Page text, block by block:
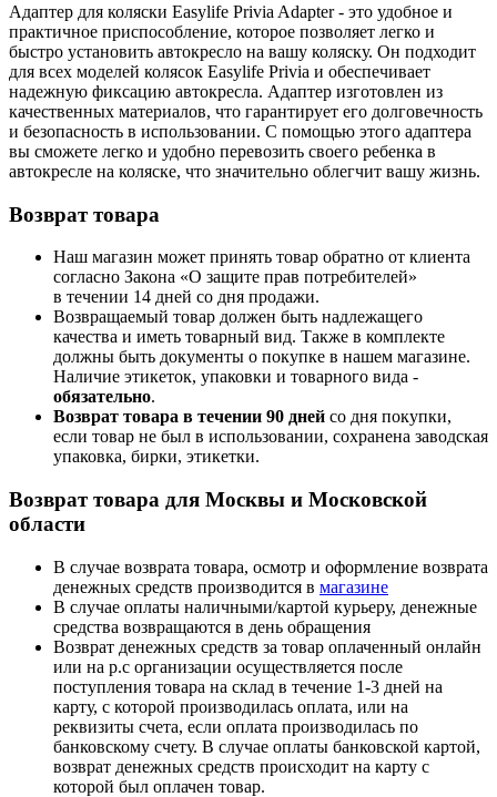
Адаптер для коляски Easylife Privia Adapter - это удобное и
практичное приспособление, которое позволяет легко и
быстро установить автокресло на вашу коляску. Он подходит
для всех моделей колясок Easylife Privia и обеспечивает
надежную фиксацию автокресла. Адаптер изготовлен из
качественных материалов, что гарантирует его долговечность
и безопасность в использовании. С помощью этого адаптера
вы сможете легко и удобно перевозить своего ребенка в
автокресле на коляске, что значительно облегчит вашу жизнь.
Возврат товара
Наш магазин может принять товар обратно от клиента
согласно Закона «О защите прав потребителей»
в течении 14 дней со дня продажи.
Возвращаемый товар должен быть надлежащего
качества и иметь товарный вид. Также в комплекте
должны быть документы о покупке в нашем магазине.
Наличие этикеток, упаковки и товарного вида -
обязательно.
Возврат товара в течении 90 дней со дня покупки,
если товар не был в использовании, сохранена заводская
упаковка, бирки, этикетки.
Возврат товара для Москвы и Московской
области
В случае возврата товара, осмотр и оформление возврата
денежных средств производится в магазине
В случае оплаты наличными/картой курьеру, денежные
средства возвращаются в день обращения
Возврат денежных средств за товар оплаченный онлайн
или на р.с организации осуществляется после
поступления товара на склад в течение 1-3 дней на
карту, с которой производилась оплата, или на
реквизиты счета, если оплата производилась по
банковскому счету. В случае оплаты банковской картой,
возврат денежных средств происходит на карту с
которой был оплачен товар.